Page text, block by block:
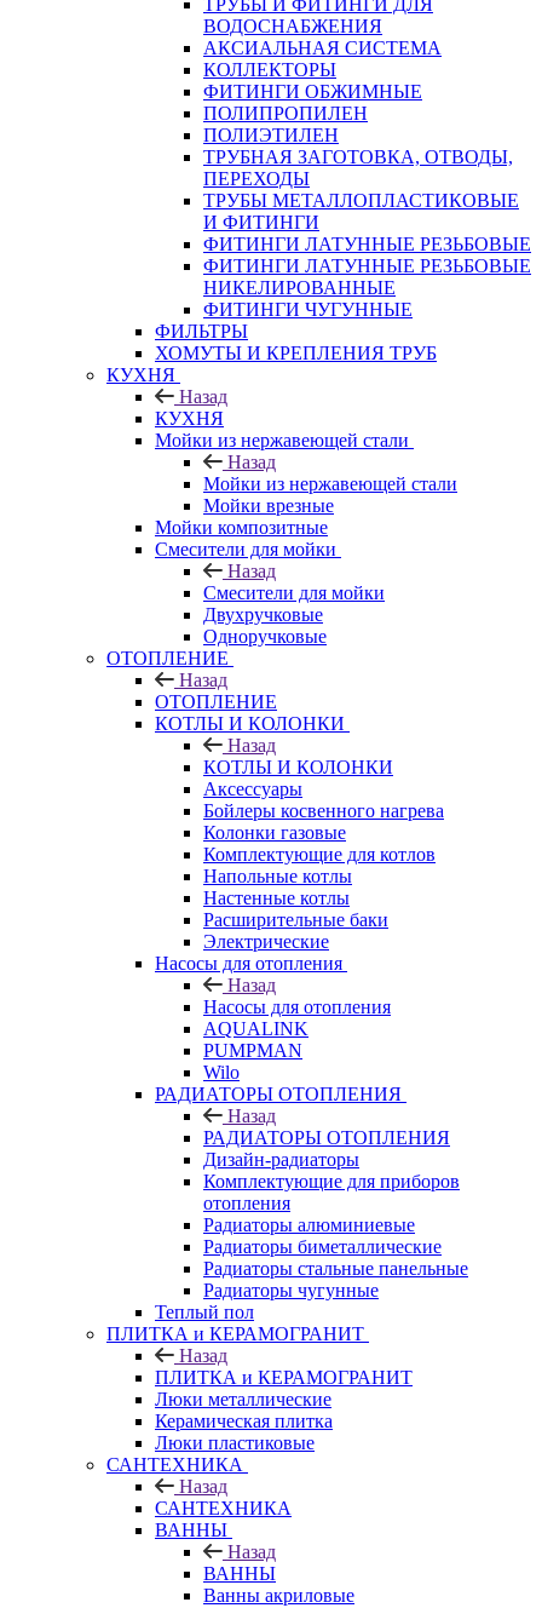
ТРУБЫ И ФИТИНГИ ДЛЯ
ВОДОСНАБЖЕНИЯ
АКСИАЛЬНАЯ СИСТЕМА
КОЛЛЕКТОРЫ
ФИТИНГИ ОБЖИМНЫЕ
ПОЛИПРОПИЛЕН
ПОЛИЭТИЛЕН
ТРУБНАЯ ЗАГОТОВКА, ОТВОДЫ,
ПЕРЕХОДЫ
ТРУБЫ МЕТАЛЛОПЛАСТИКОВЫЕ
И ФИТИНГИ
ФИТИНГИ ЛАТУННЫЕ РЕЗЬБОВЫЕ
ФИТИНГИ ЛАТУННЫЕ РЕЗЬБОВЫЕ
НИКЕЛИРОВАННЫЕ
ФИТИНГИ ЧУГУННЫЕ
ФИЛЬТРЫ
ХОМУТЫ И КРЕПЛЕНИЯ ТРУБ
КУХНЯ
Назад
КУХНЯ
Мойки из нержавеющей стали
Назад
Мойки из нержавеющей стали
Мойки врезные
Мойки композитные
Смесители для мойки
Назад
Смесители для мойки
Двухручковые
Одноручковые
ОТОПЛЕНИЕ
Назад
ОТОПЛЕНИЕ
КОТЛЫ И КОЛОНКИ
Назад
КОТЛЫ И КОЛОНКИ
Аксессуары
Бойлеры косвенного нагрева
Колонки газовые
Комплектующие для котлов
Напольные котлы
Настенные котлы
Расширительные баки
Электрические
Насосы для отопления
Назад
Насосы для отопления
AQUALINK
PUMPMAN
Wilo
РАДИАТОРЫ ОТОПЛЕНИЯ
Назад
РАДИАТОРЫ ОТОПЛЕНИЯ
Дизайн-радиаторы
Комплектующие для приборов
отопления
Радиаторы алюминиевые
Радиаторы биметаллические
Радиаторы стальные панельные
Радиаторы чугунные
Теплый пол
ПЛИТКА и КЕРАМОГРАНИТ
Назад
ПЛИТКА и КЕРАМОГРАНИТ
Люки металлические
Керамическая плитка
Люки пластиковые
САНТЕХНИКА
Назад
САНТЕХНИКА
ВАННЫ
Назад
ВАННЫ
Ванны акриловые